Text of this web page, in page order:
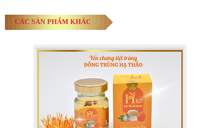
CÁC SẢN PHẨM KHÁC